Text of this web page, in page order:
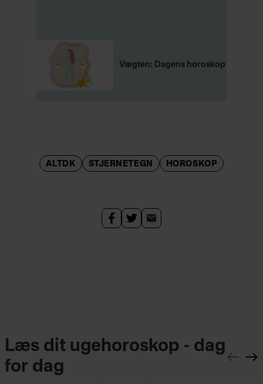
Vægten: Dagens horoskop
ALTDK STJERNETEGN HOROSKOP
Læs dit ugehoroskop - dag
for dag